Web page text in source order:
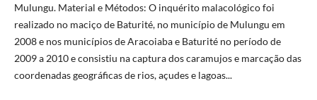
Mulungu. Material e Métodos: O inquérito malacológico foi
realizado no maciço de Baturité, no município de Mulungu em
2008 e nos municípios de Aracoiaba e Baturité no período de
2009 a 2010 e consistiu na captura dos caramujos e marcação das
coordenadas geográficas de rios, açudes e lagoas...